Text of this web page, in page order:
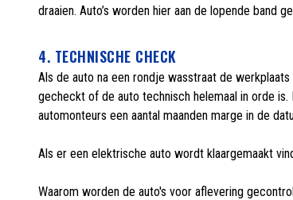
draaien. Auto’s worden hier aan de lopende band
4. TECHNISCHE CHECK
Als de auto na een rondje wasstraat de
gecheckt of de auto technisch helemaal in orde
automonteurs een aantal maanden marge in de
Als er een elektrische auto wordt klaargemaakt
Waarom worden de auto's voor aflevering